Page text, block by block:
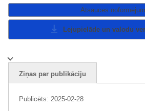
Atsauces
Lejupielāde un valodu
Ziņas par publikāciju
Publicēts: 2025-02-28